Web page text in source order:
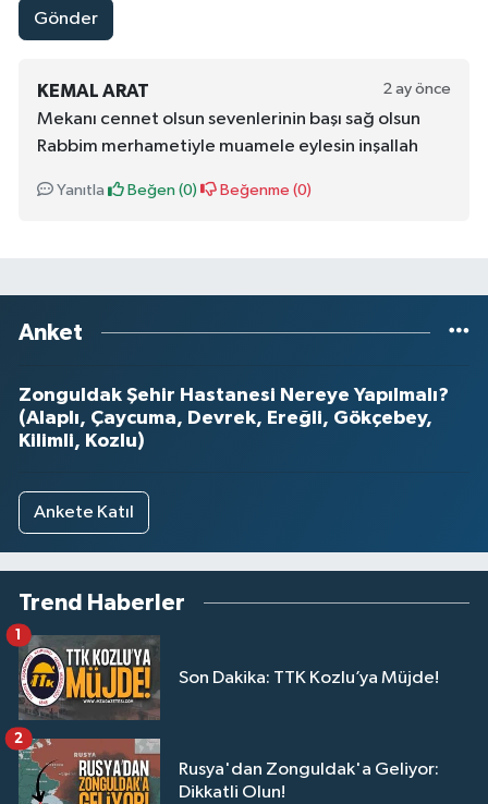
Gönder
KEMAL ARAT 2 ay önce
Mekanı cennet olsun sevenlerinin başı sağ olsun
Rabbim merhametiyle muamele eylesin inşallah
Yanıtla Beğen (0) Beğenme (0)
Anket
Zonguldak Şehir Hastanesi Nereye Yapılmalı?
(Alaplı, Çaycuma, Devrek, Ereğli, Gökçebey,
Kilimli, Kozlu)
Ankete Katıl
Trend Haberler
Son Dakika: TTK Kozlu’ya Müjde!
1
Rusya'dan Zonguldak'a Geliyor:
Dikkatli Olun!
2